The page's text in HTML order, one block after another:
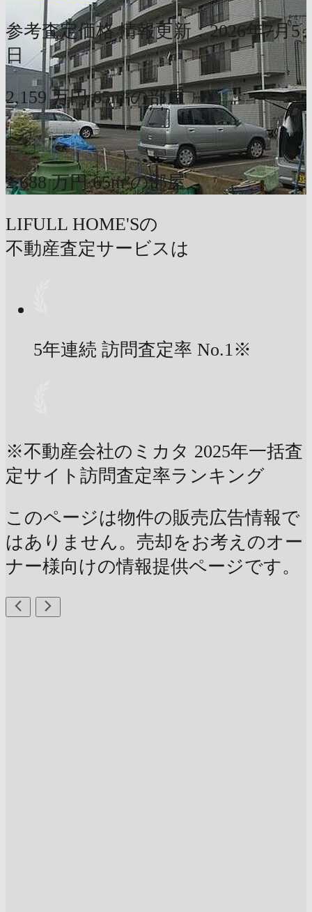
参考査定価格 情報更新：2026年7月5
日
2,159 万円 65m²の部屋
〜
2,688 万円 65m²の部屋
LIFULL HOME'Sの
不動産査定サービスは
5年連続 訪問査定率 No.1※
※不動産会社のミカタ 2025年一括査
定サイト訪問査定率ランキング
このページは物件の販売広告情報で
はありません。売却をお考えのオー
ナー様向けの情報提供ページです。